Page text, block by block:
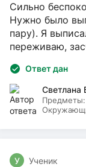
Сильно
Нужно было
пару). Я
переживаю,
Ответ дан
Светлана
Предметы:
У Ученик